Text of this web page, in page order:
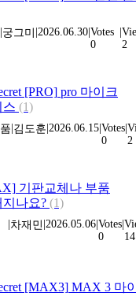
궁그미 2026.06.30 Votes
0
|
2
[PRO] pro 마이크
스 (1)
김도훈 2026.06.15 Votes
0
2
기판교체나 부품
지나요? (1)
차재민 |2026.05.06 |Votes
0
|
[MAX3] MAX 3 마